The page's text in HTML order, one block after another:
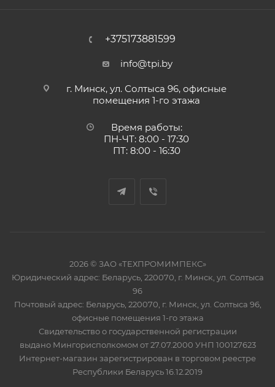
+375173881599
info@tpi.by
г. Минск, ул. Солтыса 96, офисные
помещения 1-го этажа
Время работы:
ПН-ЧТ: 8:00 - 17:30
ПТ: 8:00 - 16:30
2026 © ЗАО «ТЕХПРОМИМПЕКС»
Юридический адрес: Беларусь, 220070, г. Минск, ул. Солтыса
96
Почтовый адрес: Беларусь, 220070, г. Минск, ул. Солтыса 96,
офисные помещения 1-го этажа
Свидетельство о государственной регистрации
выдано Мингорисполкомом от 27.07.2000 УНП 100127623
Интернет-магазин зарегистрирован в торговом реестре
Республики Беларусь 16.12.2019